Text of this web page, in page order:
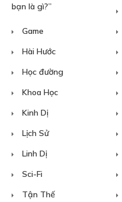
bạn là gì?”
Game
Hài Hước
Học đường
Khoa Học
Kinh Dị
Lịch Sử
Linh Dị
Sci-Fi
Tận Thế